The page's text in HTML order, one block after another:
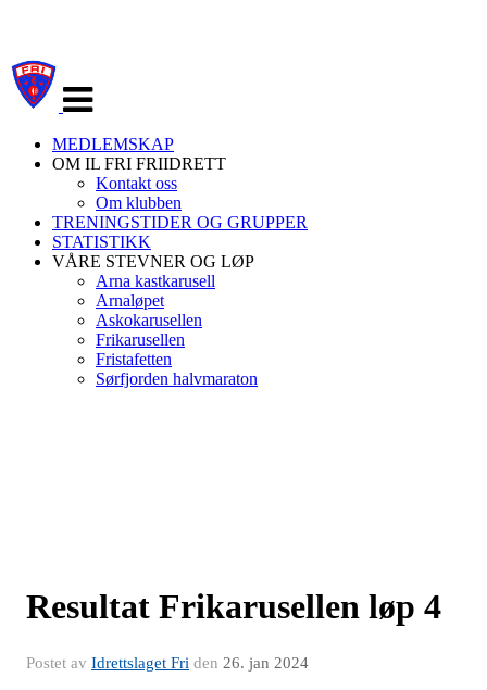
navigasjon
MEDLEMSKAP
OM IL FRI FRIIDRETT
Kontakt oss
Om klubben
TRENINGSTIDER OG GRUPPER
STATISTIKK
VÅRE STEVNER OG LØP
Arna kastkarusell
Arnaløpet
Askokarusellen
Frikarusellen
Fristafetten
Sørfjorden halvmaraton
Resultat Frikarusellen løp 4
Postet av Idrettslaget Fri den 26. jan 2024